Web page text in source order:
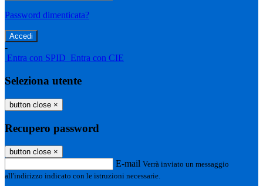
Password dimenticata?
-
Entra con SPID Entra con CIE
Seleziona utente
button close ×
Recupero password
button close ×
E-mail Verrà inviato un messaggio
all'indirizzo indicato con le istruzioni necessarie.